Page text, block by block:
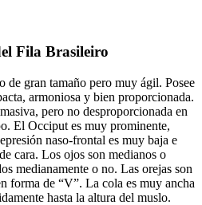
Fila Brasileiro
de gran tamaño pero muy ágil. Posee
armoniosa y bien proporcionada.
pero no desproporcionada en
El Occiput es muy prominente,
naso-frontal es muy baja e
cara. Los ojos son medianos o
medianamente o no. Las orejas son
forma de “V”. La cola es muy ancha
hasta la altura del muslo.